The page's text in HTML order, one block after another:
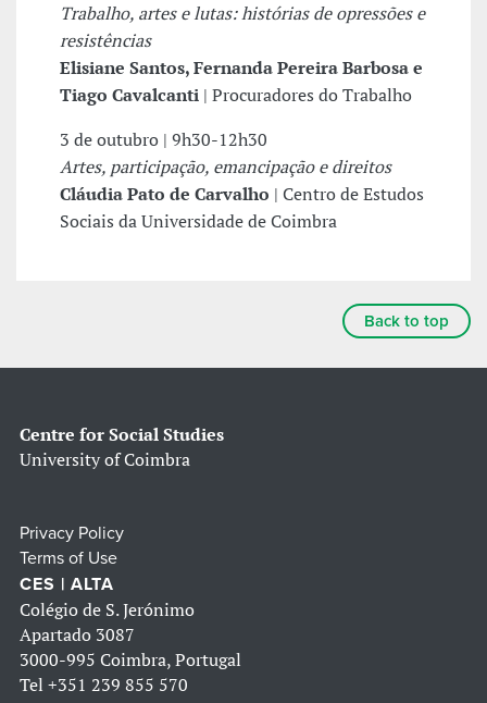
Trabalho, artes e lutas: histórias de opressões e
resistências
Elisiane Santos, Fernanda Pereira Barbosa e
Tiago Cavalcanti | Procuradores do Trabalho
3 de outubro | 9h30-12h30
Artes, participação, emancipação e direitos
Cláudia Pato de Carvalho | Centro de Estudos
Sociais da Universidade de Coimbra
Back to top
Centre for Social Studies
University of Coimbra
Privacy Policy
Terms of Use
CES | ALTA
Colégio de S. Jerónimo
Apartado 3087
3000-995 Coimbra, Portugal
Tel +351 239 855 570